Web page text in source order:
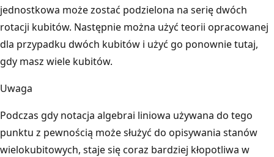
jednostkowa może zostać podzielona na serię dwóch
rotacji kubitów. Następnie można użyć teorii opracowanej
dla przypadku dwóch kubitów i użyć go ponownie tutaj,
gdy masz wiele kubitów.
Uwaga
Podczas gdy notacja algebrai liniowa używana do tego
punktu z pewnością może służyć do opisywania stanów
wielokubitowych, staje się coraz bardziej kłopotliwa w